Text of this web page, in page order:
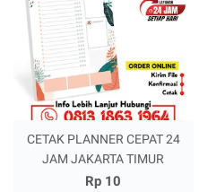
CETAK PLANNER CEPAT 24
JAM JAKARTA TIMUR
Rp 10